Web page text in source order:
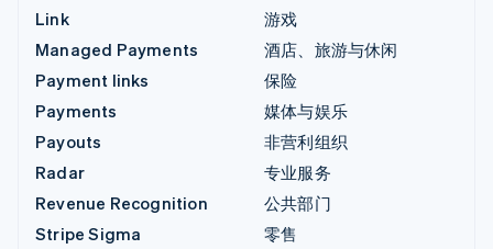
Link
Managed Payments
Payment links
Payments
Payouts
Radar
Revenue Recognition
Stripe Sigma
游戏
酒店、旅游与休闲
保险
媒体与娱乐
非营利组织
专业服务
公共部门
零售